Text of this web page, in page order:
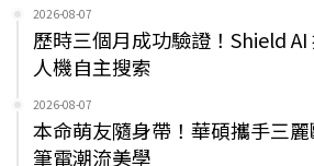
2026-08-07
歷時三個月成功驗證！Shield
人機自主搜索
2026-08-07
本命萌友隨身帶！華碩攜手三
筆電潮流美學